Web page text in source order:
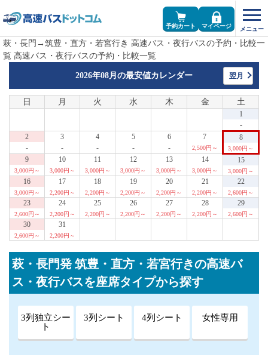
予約カート マイページ
萩・長門→筑豊・直方・若宮行き 高速バス・夜行バスの予約・比較一
覧 高速バス・夜行バスの予約・比較一覧
2026年08月の最安値カレンダー 翌月
日 月 火 水 木 金 土
1
-
2
-
3
-
4
-
5
-
6
-
7
2,500円～
8
3,000円～
9
3,000円～
10
3,000円～
11
3,000円～
12
3,000円～
13
3,000円～
14
3,000円～
15
3,000円～
16
3,000円～
17
2,200円～
18
2,200円～
19
2,200円～
20
2,200円～
21
2,200円～
22
2,600円～
23
2,600円～
24
2,200円～
25
2,200円～
26
2,200円～
27
2,200円～
28
2,200円～
29
2,600円～
30
2,600円～
31
2,200円～
萩・長門発 筑豊・直方・若宮行きの高速バ
ス・夜行バスを座席タイプから探す
3列独立シー
ト
3列シート 4列シート 女性専用